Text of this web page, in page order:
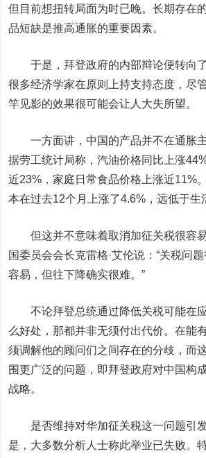
但目前想扭转局面为时已晚。长期存在
品短缺是推高通胀的重要因素。
于是，拜登政府的内部辩论便转向了
很多经济学家在原则上持支持态度，尽
竿见影的效果很可能会让人大失所望。
一方面讲，中国的产品并不在通胀主
据劳工统计局称，汽油价格同比上涨
近23%，家庭日常食品价格上涨近11%
本在过去12个月上涨了4.6%，远低于生
但这并不意味着取消加征关税很容
国委员会会长克雷格·艾伦说：“关税问
容易，但往下降确实很难。”
不论拜登总统通过降低关税可能在
么好处，那都并非无须付出代价。在能
须调解他的顾问们之间存在的分歧，而
围更广泛的问题，即拜登政府对中国构
战略。
是否维持对华加征关税这一问题引
是，大多数分析人士称此举业已失败。